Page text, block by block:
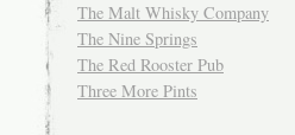
The Malt Whisky Company
The Nine Springs
The Red Rooster Pub
Three More Pints